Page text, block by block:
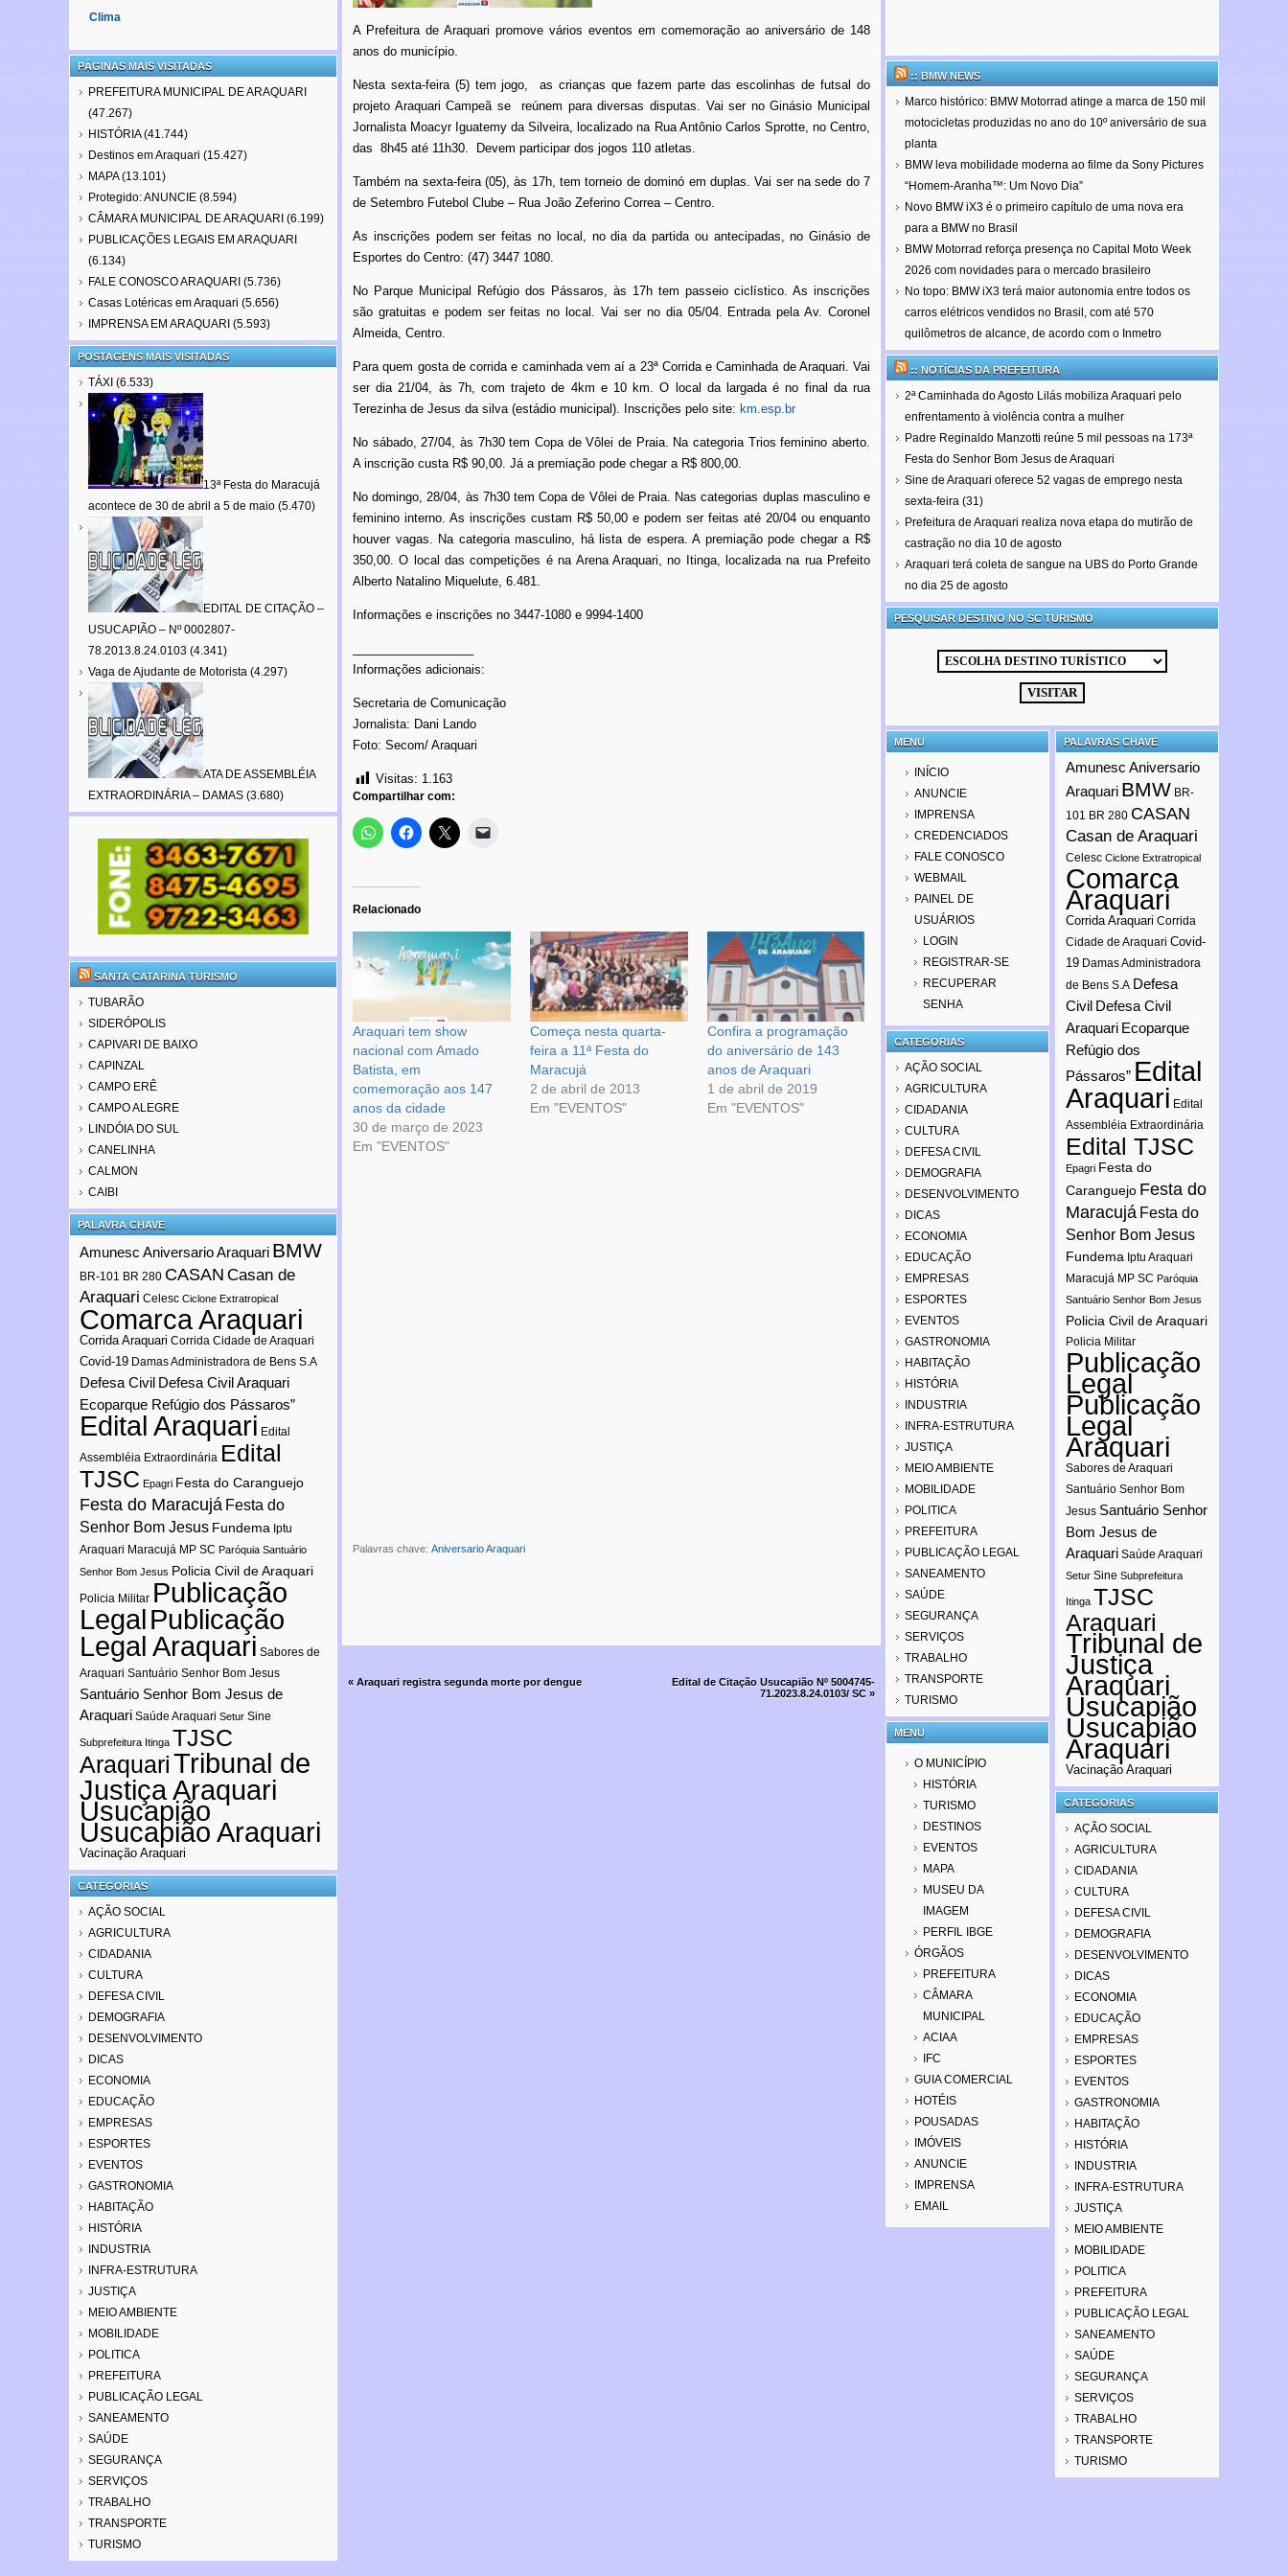
Clima
PÁGINAS MAIS VISITADAS
PREFEITURA MUNICIPAL DE ARAQUARI
(47.267)
HISTÓRIA (41.744)
Destinos em Araquari (15.427)
MAPA (13.101)
Protegido: ANUNCIE (8.594)
CÂMARA MUNICIPAL DE ARAQUARI (6.199)
PUBLICAÇÕES LEGAIS EM ARAQUARI
(6.134)
FALE CONOSCO ARAQUARI (5.736)
Casas Lotéricas em Araquari (5.656)
IMPRENSA EM ARAQUARI (5.593)
POSTAGENS MAIS VISITADAS
TÁXI (6.533)
13ª Festa do Maracujá
acontece de 30 de abril a 5 de maio (5.470)
EDITAL DE CITAÇÃO –
USUCAPIÃO – Nº 0002807-
78.2013.8.24.0103 (4.341)
Vaga de Ajudante de Motorista (4.297)
ATA DE ASSEMBLÉIA
EXTRAORDINÁRIA – DAMAS (3.680)
SANTA CATARINA TURISMO
TUBARÃO
SIDERÓPOLIS
CAPIVARI DE BAIXO
CAPINZAL
CAMPO ERÊ
CAMPO ALEGRE
LINDÓIA DO SUL
CANELINHA
CALMON
CAIBI
PALAVRA CHAVE
Amunesc Aniversario Araquari BMW
BR-101 BR 280 CASAN Casan de
Araquari Celesc Ciclone Extratropical
Comarca Araquari
Corrida Araquari Corrida Cidade de Araquari
Covid-19 Damas Administradora de Bens S.A
Defesa Civil Defesa Civil Araquari
Ecoparque Refúgio dos Pássaros”
Edital Araquari Edital
Assembléia Extraordinária Edital
TJSC Epagri Festa do Caranguejo
Festa do Maracujá Festa do
Senhor Bom Jesus Fundema Iptu
Araquari Maracujá MP SC Paróquia Santuário
Senhor Bom Jesus Policia Civil de Araquari
Policia Militar Publicação
LegalPublicação
Legal Araquari Sabores de
Araquari Santuário Senhor Bom Jesus
Santuário Senhor Bom Jesus de
Araquari Saúde Araquari Setur Sine
Subprefeitura Itinga TJSC
AraquariTribunal de
Justiça Araquari
Usucapião
Usucapião Araquari
Vacinação Araquari
CATEGORIAS
AÇÃO SOCIAL
AGRICULTURA
CIDADANIA
CULTURA
DEFESA CIVIL
DEMOGRAFIA
DESENVOLVIMENTO
DICAS
ECONOMIA
EDUCAÇÃO
EMPRESAS
ESPORTES
EVENTOS
GASTRONOMIA
HABITAÇÃO
HISTÓRIA
INDUSTRIA
INFRA-ESTRUTURA
JUSTIÇA
MEIO AMBIENTE
MOBILIDADE
POLITICA
PREFEITURA
PUBLICAÇÃO LEGAL
SANEAMENTO
SAÚDE
SEGURANÇA
SERVIÇOS
TRABALHO
TRANSPORTE
TURISMO
A Prefeitura de Araquari promove vários eventos em comemoração ao aniversário de 148
anos do município.
Nesta sexta-feira (5) tem jogo, as crianças que fazem parte das escolinhas de futsal do
projeto Araquari Campeã se reúnem para diversas disputas. Vai ser no Ginásio Municipal
Jornalista Moacyr Iguatemy da Silveira, localizado na Rua Antônio Carlos Sprotte, no Centro,
das 8h45 até 11h30. Devem participar dos jogos 110 atletas.
Também na sexta-feira (05), às 17h, tem torneio de dominó em duplas. Vai ser na sede do 7
de Setembro Futebol Clube – Rua João Zeferino Correa – Centro.
As inscrições podem ser feitas no local, no dia da partida ou antecipadas, no Ginásio de
Esportes do Centro: (47) 3447 1080.
No Parque Municipal Refúgio dos Pássaros, às 17h tem passeio ciclístico. As inscrições
são gratuitas e podem ser feitas no local. Vai ser no dia 05/04. Entrada pela Av. Coronel
Almeida, Centro.
Para quem gosta de corrida e caminhada vem aí a 23ª Corrida e Caminhada de Araquari. Vai
ser dia 21/04, às 7h, com trajeto de 4km e 10 km. O local da largada é no final da rua
Terezinha de Jesus da silva (estádio municipal). Inscrições pelo site: km.esp.br
No sábado, 27/04, às 7h30 tem Copa de Vôlei de Praia. Na categoria Trios feminino aberto.
A inscrição custa R$ 90,00. Já a premiação pode chegar a R$ 800,00.
No domingo, 28/04, às 7h30 tem Copa de Vôlei de Praia. Nas categorias duplas masculino e
feminino interno. As inscrições custam R$ 50,00 e podem ser feitas até 20/04 ou enquanto
houver vagas. Na categoria masculino, há lista de espera. A premiação pode chegar a R$
350,00. O local das competições é na Arena Araquari, no Itinga, localizada na rua Prefeito
Alberto Natalino Miquelute, 6.481.
Informações e inscrições no 3447-1080 e 9994-1400
Informações adicionais:
Secretaria de Comunicação
Jornalista: Dani Lando
Foto: Secom/ Araquari
Visitas: 1.163
Compartilhar com:
Relacionado
Araquari tem show
nacional com Amado
Batista, em
comemoração aos 147
anos da cidade
30 de março de 2023
Em "EVENTOS"
Começa nesta quarta-
feira a 11ª Festa do
Maracujá
2 de abril de 2013
Em "EVENTOS"
Confira a programação
do aniversário de 143
anos de Araquari
1 de abril de 2019
Em "EVENTOS"
Palavras chave: Aniversario Araquari
« Araquari registra segunda morte por dengue
Edital de Citação Usucapião Nº 5004745-
71.2023.8.24.0103/ SC »
:: BMW NEWS
Marco histórico: BMW Motorrad atinge a marca de 150 mil
motocicletas produzidas no ano do 10º aniversário de sua
planta
BMW leva mobilidade moderna ao filme da Sony Pictures
“Homem-Aranha™: Um Novo Dia”
Novo BMW iX3 é o primeiro capítulo de uma nova era
para a BMW no Brasil
BMW Motorrad reforça presença no Capital Moto Week
2026 com novidades para o mercado brasileiro
No topo: BMW iX3 terá maior autonomia entre todos os
carros elétricos vendidos no Brasil, com até 570
quilômetros de alcance, de acordo com o Inmetro
:: NOTÍCIAS DA PREFEITURA
2ª Caminhada do Agosto Lilás mobiliza Araquari pelo
enfrentamento à violência contra a mulher
Padre Reginaldo Manzotti reúne 5 mil pessoas na 173ª
Festa do Senhor Bom Jesus de Araquari
Sine de Araquari oferece 52 vagas de emprego nesta
sexta-feira (31)
Prefeitura de Araquari realiza nova etapa do mutirão de
castração no dia 10 de agosto
Araquari terá coleta de sangue na UBS do Porto Grande
no dia 25 de agosto
PESQUISAR DESTINO NO SC TURISMO
MENU
INÍCIO
ANUNCIE
IMPRENSA
CREDENCIADOS
FALE CONOSCO
WEBMAIL
PAINEL DE
USUÁRIOS
LOGIN
REGISTRAR-SE
RECUPERAR
SENHA
CATEGORIAS
AÇÃO SOCIAL
AGRICULTURA
CIDADANIA
CULTURA
DEFESA CIVIL
DEMOGRAFIA
DESENVOLVIMENTO
DICAS
ECONOMIA
EDUCAÇÃO
EMPRESAS
ESPORTES
EVENTOS
GASTRONOMIA
HABITAÇÃO
HISTÓRIA
INDUSTRIA
INFRA-ESTRUTURA
JUSTIÇA
MEIO AMBIENTE
MOBILIDADE
POLITICA
PREFEITURA
PUBLICAÇÃO LEGAL
SANEAMENTO
SAÚDE
SEGURANÇA
SERVIÇOS
TRABALHO
TRANSPORTE
TURISMO
MENU
O MUNICÍPIO
HISTÓRIA
TURISMO
DESTINOS
EVENTOS
MAPA
MUSEU DA
IMAGEM
PERFIL IBGE
ÓRGÃOS
PREFEITURA
CÂMARA
MUNICIPAL
ACIAA
IFC
GUIA COMERCIAL
HOTÉIS
POUSADAS
IMÓVEIS
ANUNCIE
IMPRENSA
EMAIL
PALAVRAS CHAVE
Amunesc Aniversario
Araquari BMW BR-
101 BR 280 CASAN
Casan de Araquari
Celesc Ciclone Extratropical
Comarca
Araquari
Corrida Araquari Corrida
Cidade de Araquari Covid-
19 Damas Administradora
de Bens S.A Defesa
Civil Defesa Civil
Araquari Ecoparque
Refúgio dos
Pássaros” Edital
Araquari Edital
Assembléia Extraordinária
Edital TJSC
Epagri Festa do
Caranguejo Festa do
Maracujá Festa do
Senhor Bom Jesus
Fundema Iptu Araquari
Maracujá MP SC Paróquia
Santuário Senhor Bom Jesus
Policia Civil de Araquari
Policia Militar
Publicação
Legal
Publicação
Legal
Araquari
Sabores de Araquari
Santuário Senhor Bom
Jesus Santuário Senhor
Bom Jesus de
Araquari Saúde Araquari
Setur Sine Subprefeitura
Itinga TJSC
Araquari
Tribunal de
Justiça
Araquari
Usucapião
Usucapião
Araquari
Vacinação Araquari
CATEGORIAS
AÇÃO SOCIAL
AGRICULTURA
CIDADANIA
CULTURA
DEFESA CIVIL
DEMOGRAFIA
DESENVOLVIMENTO
DICAS
ECONOMIA
EDUCAÇÃO
EMPRESAS
ESPORTES
EVENTOS
GASTRONOMIA
HABITAÇÃO
HISTÓRIA
INDUSTRIA
INFRA-ESTRUTURA
JUSTIÇA
MEIO AMBIENTE
MOBILIDADE
POLITICA
PREFEITURA
PUBLICAÇÃO LEGAL
SANEAMENTO
SAÚDE
SEGURANÇA
SERVIÇOS
TRABALHO
TRANSPORTE
TURISMO